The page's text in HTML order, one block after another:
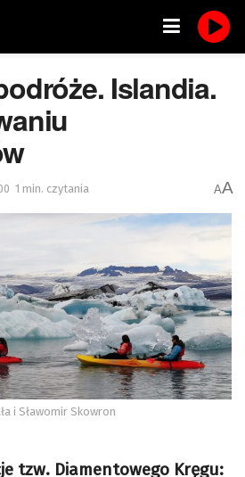
Islandia.
1 min. czytania AA
i Sławomir Skowron
tzw. Diamentowego Kręgu: